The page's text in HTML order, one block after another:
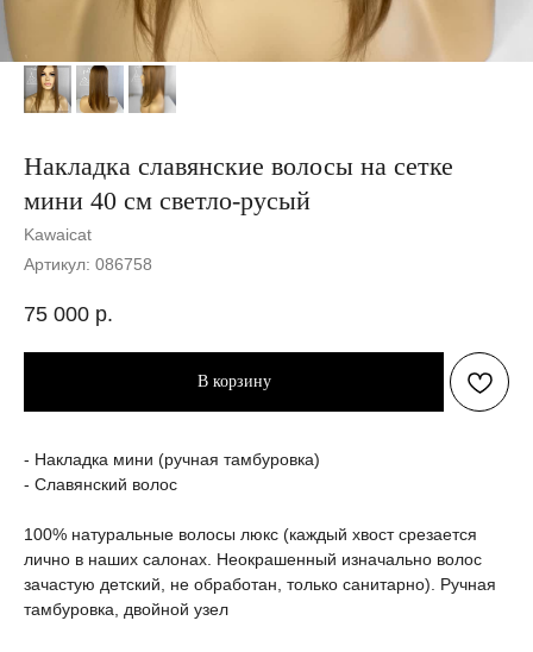
Накладка славянские волосы на сетке
мини 40 см светло-русый
Kawaicat
Артикул: 086758
75 000 р.
В корзину
- Накладка мини (ручная тамбуровка)
- Славянский волос
100% натуральные волосы люкс (каждый хвост срезается
лично в наших салонах. Неокрашенный изначально волос
зачастую детский, не обработан, только санитарно). Ручная
тамбуровка, двойной узел